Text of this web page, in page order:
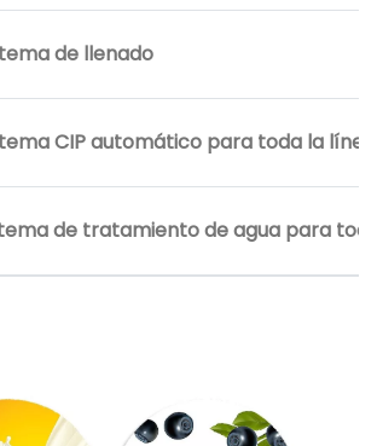
de llenado
CIP automático para toda la
de tratamiento de agua para